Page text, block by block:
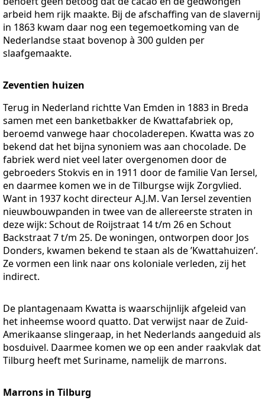
arbeid hem rijk maakte. Bij de afschaffing van de slavernij
in 1863 kwam daar nog een tegemoetkoming van de
Nederlandse staat bovenop à 300 gulden per
slaafgemaakte.
Zeventien huizen
Terug in Nederland richtte Van Emden in 1883 in Breda
samen met een banketbakker de Kwattafabriek op,
beroemd vanwege haar chocoladerepen. Kwatta was zo
bekend dat het bijna synoniem was aan chocolade. De
fabriek werd niet veel later overgenomen door de
gebroeders Stokvis en in 1911 door de familie Van Iersel,
en daarmee komen we in de Tilburgse wijk Zorgvlied.
Want in 1937 kocht directeur A.J.M. Van Iersel zeventien
nieuwbouwpanden in twee van de allereerste straten in
deze wijk: Schout de Roijstraat 14 t/m 26 en Schout
Backstraat 7 t/m 25. De woningen, ontworpen door Jos
Donders, kwamen bekend te staan als de ’Kwattahuizen’.
Ze vormen een link naar ons koloniale verleden, zij het
indirect.
De plantagenaam Kwatta is waarschijnlijk afgeleid van
het inheemse woord quatto. Dat verwijst naar de Zuid-
Amerikaanse slingeraap, in het Nederlands aangeduid als
bosduivel. Daarmee komen we op een ander raakvlak dat
Tilburg heeft met Suriname, namelijk de marrons.
Marrons in Tilburg